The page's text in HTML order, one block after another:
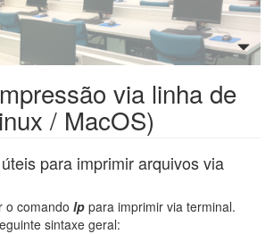
via linha de
/ MacOS)
para imprimir arquivos via
o comando lp para imprimir via terminal.
sintaxe geral: